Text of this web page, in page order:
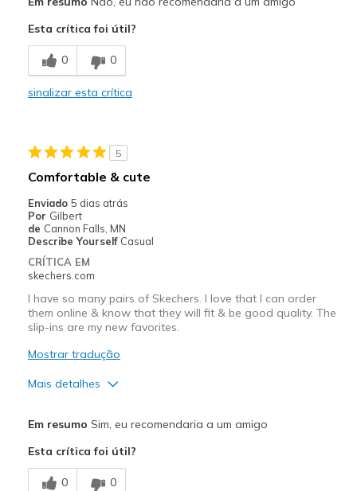
Melhores utilizações
Casual Wear
View On Shoes
Shoes are for Wearing
Esta crítica foi útil?
0 0
sinalizar esta crítica
5
Comfortable & cute
Enviado 5 dias atrás
Por Gilbert
de Cannon Falls, MN
Describe Yourself Casual
CRÍTICA EM
skechers.com
I have so many pairs of Skechers. I love that I can order
them online & know that they will fit & be good quality. The
slip-ins are my new favorites.
Mostrar tradução
Mais detalhes
Stylish
Em resumo Sim, eu recomendaria a um amigo
Esta crítica foi útil?
0 0